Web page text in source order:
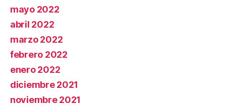
mayo 2022
abril 2022
marzo 2022
febrero 2022
enero 2022
diciembre 2021
noviembre 2021